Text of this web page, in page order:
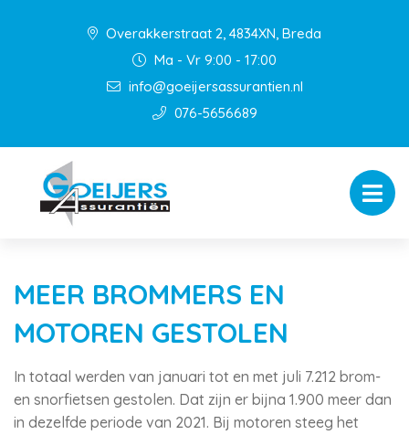
Overakkerstraat 2, 4834XN, Breda
Ma - Vr 9:00 - 17:00
info@goeijersassurantien.nl
076-5656689
MEER BROMMERS EN
MOTOREN GESTOLEN
In totaal werden van januari tot en met juli 7.212 brom-
en snorfietsen gestolen. Dat zijn er bijna 1.900 meer dan
in dezelfde periode van 2021. Bij motoren steeg het